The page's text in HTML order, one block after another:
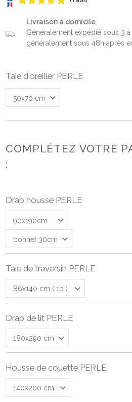
Livraison à domicile
Généralement expédié sous 3
généralement sous 48h après
Taie d'oreiller PERLE
COMPLÉTEZ VOTRE
:
Drap housse PERLE
Taie de traversin PERLE
Drap de lit PERLE
Housse de couette PERLE